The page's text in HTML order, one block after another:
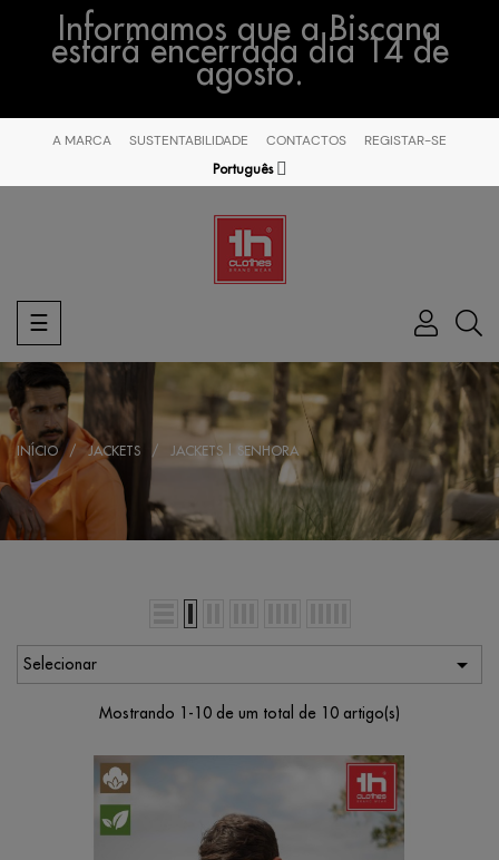
Informamos que a Biscana
estará encerrada dia 14 de
agosto.
A MARCA SUSTENTABILIDADE CONTACTOS REGISTAR-SE
Português
Toggle
navigation
☰
INÍCIO JACKETS JACKETS | SENHORA
Selecionar 
Mostrando 1-10 de um total de 10 artigo(s)